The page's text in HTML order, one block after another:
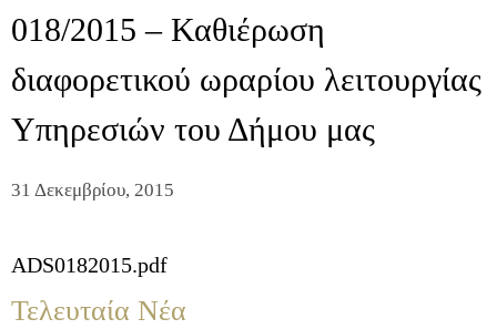
018/2015 – Καθιέρωση
διαφορετικού ωραρίου λειτουργίας
Υπηρεσιών του Δήμου μας
31 Δεκεμβρίου, 2015
ADS0182015.pdf
Τελευταία Νέα